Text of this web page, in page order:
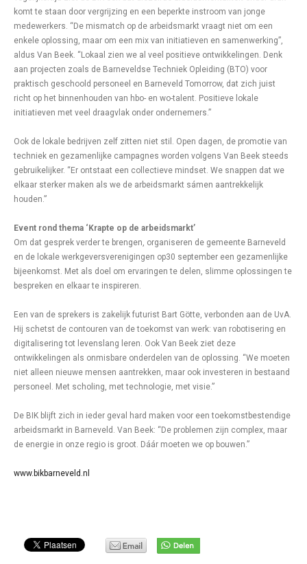
komt te staan door vergrijzing en een beperkte instroom van jonge
medewerkers. “De mismatch op de arbeidsmarkt vraagt niet om een
enkele oplossing, maar om een mix van initiatieven en samenwerking”,
aldus Van Beek. “Lokaal zien we al veel positieve ontwikkelingen. Denk
aan projecten zoals de Barneveldse Techniek Opleiding (BTO) voor
praktisch geschoold personeel en Barneveld Tomorrow, dat zich juist
richt op het binnenhouden van hbo- en wo-talent. Positieve lokale
initiatieven met veel draagvlak onder ondernemers.”
Ook de lokale bedrijven zelf zitten niet stil. Open dagen, de promotie van
techniek en gezamenlijke campagnes worden volgens Van Beek steeds
gebruikelijker. “Er ontstaat een collectieve mindset. We snappen dat we
elkaar sterker maken als we de arbeidsmarkt sámen aantrekkelijk
houden.”
Event rond thema ‘Krapte op de arbeidsmarkt’
Om dat gesprek verder te brengen, organiseren de gemeente Barneveld
en de lokale werkgeversverenigingen op30 september een gezamenlijke
bijeenkomst. Met als doel om ervaringen te delen, slimme oplossingen te
bespreken en elkaar te inspireren.
Een van de sprekers is zakelijk futurist Bart Götte, verbonden aan de UvA.
Hij schetst de contouren van de toekomst van werk: van robotisering en
digitalisering tot levenslang leren. Ook Van Beek ziet deze
ontwikkelingen als onmisbare onderdelen van de oplossing. “We moeten
niet alleen nieuwe mensen aantrekken, maar ook investeren in bestaand
personeel. Met scholing, met technologie, met visie.”
De BIK blijft zich in ieder geval hard maken voor een toekomstbestendige
arbeidsmarkt in Barneveld. Van Beek: “De problemen zijn complex, maar
de energie in onze regio is groot. Dáár moeten we op bouwen.”
www.bikbarneveld.nl